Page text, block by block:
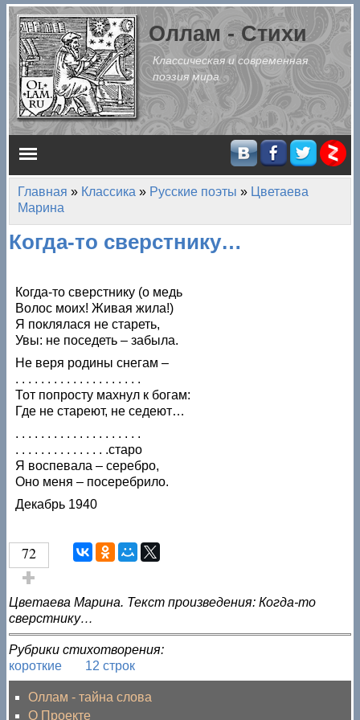
Перейти к основному содержанию
Оллам - Стихи
Классическая и современная
поэзия мира
Главное меню
Вы здесь
Главная » Классика » Русские поэты » Цветаева
Марина
Когда-то сверстнику…
Когда-то сверстнику (о медь
Волос моих! Живая жила!)
Я поклялася не стареть,
Увы: не поседеть – забыла.
Не веря родины снегам –
. . . . . . . . . . . . . . . . . . . .
Тот попросту махнул к богам:
Где не стареют, не седеют…
. . . . . . . . . . . . . . . . . . . .
. . . . . . . . . . . . . . .старо
Я воспевала – серебро,
Оно меня – посеребрило.
Декабрь 1940
72
Голос за!
Цветаева Марина. Текст произведения: Когда-то
сверстнику…
Рубрики стихотворения:
короткие
12 строк
Оллам - тайна слова
О Проекте